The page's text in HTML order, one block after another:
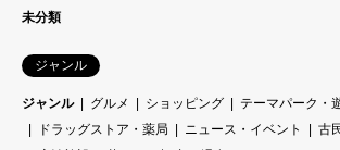
未分類
ジャンル
ジャンル グルメ ショッピング テーマパーク・
ドラッグストア・薬局
ニュース・イベント
古